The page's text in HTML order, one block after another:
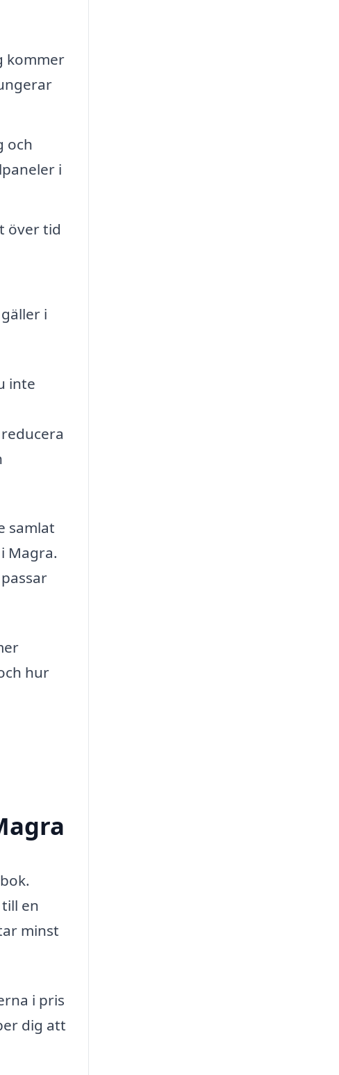
kommer
och
i
över tid
i
inte
samlat
Magra.
hur
en
minst
i pris
dig att